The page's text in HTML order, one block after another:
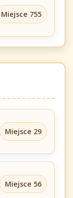
Miejsce 755
Miejsce 29
Miejsce 56